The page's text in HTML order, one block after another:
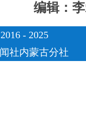
编辑：
- 2025
社内蒙古分社